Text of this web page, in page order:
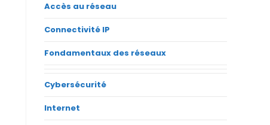
Accès au réseau
Connectivité IP
Fondamentaux des réseaux
Cybersécurité
Internet